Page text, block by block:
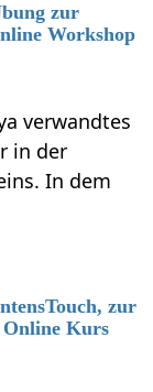
zur
Workshop
verwandtes
in der
In dem
zur
Online Kurs